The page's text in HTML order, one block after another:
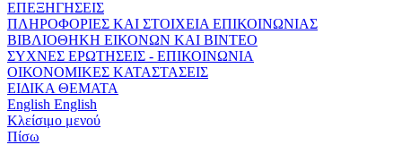
ΕΠΕΞΗΓΗΣΕΙΣ
ΠΛΗΡΟΦΟΡΙΕΣ ΚΑΙ ΣΤΟΙΧΕΙΑ ΕΠΙΚΟΙΝΩΝΙΑΣ
ΒΙΒΛΙΟΘΗΚΗ ΕΙΚΟΝΩΝ ΚΑΙ ΒΙΝΤΕΟ
ΣΥΧΝΕΣ ΕΡΩΤΗΣΕΙΣ - ΕΠΙΚΟΙΝΩΝΙΑ
ΟΙΚΟΝΟΜΙΚΕΣ ΚΑΤΑΣΤΑΣΕΙΣ
ΕΙΔΙΚΑ ΘΕΜΑΤΑ
English English
Κλείσιμο μενού
Πίσω